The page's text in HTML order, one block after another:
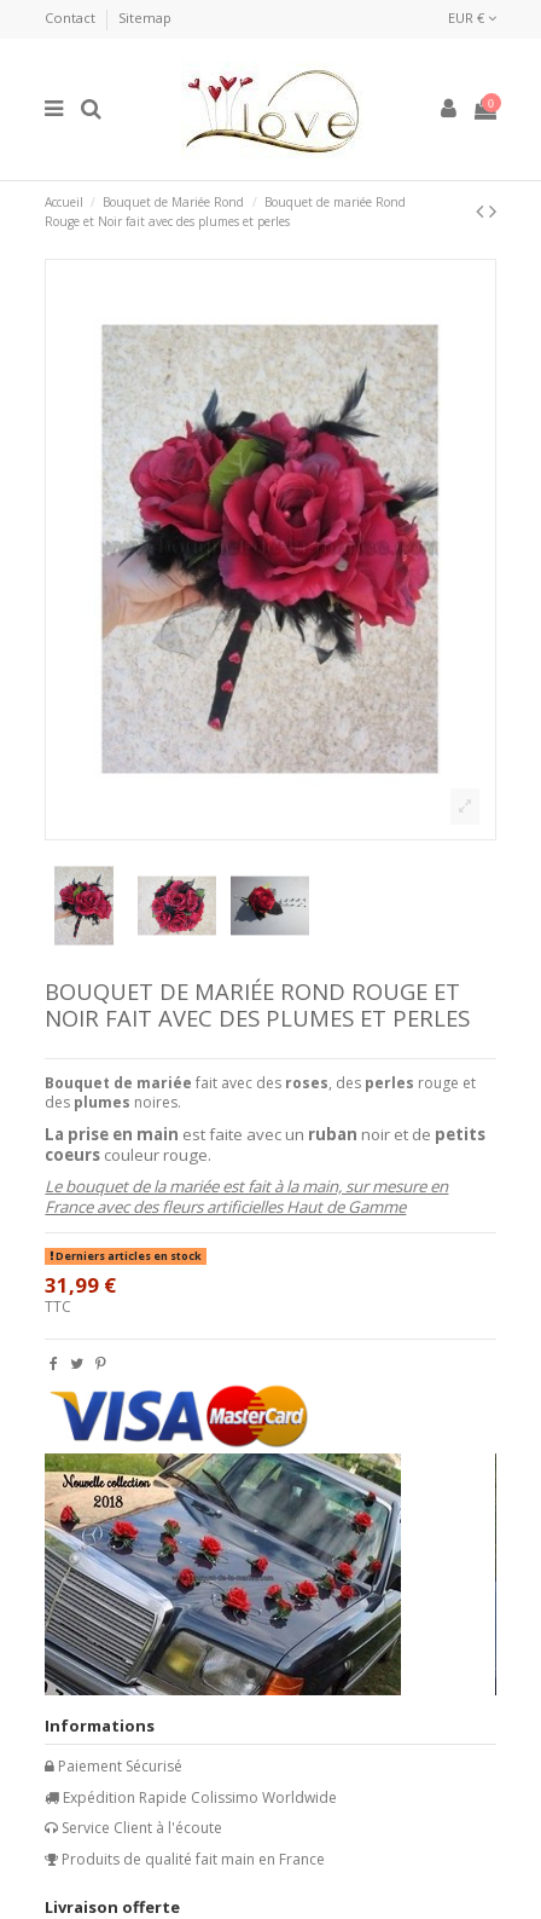
Contact Sitemap EUR €
0
Accueil Bouquet de Mariée Rond
Bouquet de mariée Rond
Rouge et Noir fait avec des plumes et perles
BOUQUET DE MARIÉE ROND ROUGE ET
NOIR FAIT AVEC DES PLUMES ET PERLES
Bouquet de mariée fait avec des roses, des perles rouge et
des plumes noires.
La prise en main est faite avec un ruban noir et de petits
coeurs couleur rouge.
Le bouquet de la mariée est fait à la main, sur mesure en
France avec des fleurs artificielles Haut de Gamme
Derniers articles en stock
31,99 €
TTC
Informations
Paiement Sécurisé
Expédition Rapide Colissimo Worldwide
Service Client à l'écoute
Produits de qualité fait main en France
Livraison offerte